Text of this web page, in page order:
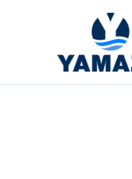
contenido